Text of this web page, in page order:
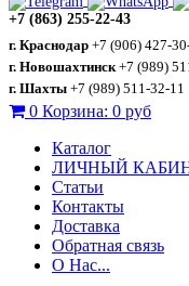
+7 (863) 255-22-43
г. Краснодар +7 (906) 427-
г. Новошахтинск +7 (989)
г. Шахты +7 (989) 511-32-11
0 Корзина: 0 руб
Каталог
ЛИЧНЫЙ
Статьи
Контакты
Доставка
Обратная связь
О Нас...